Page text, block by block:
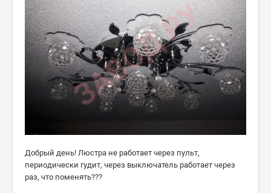
Добрый день! Люстра не работает через пульт,
периодически гудит, через выключатель работает через
раз, что поменять???